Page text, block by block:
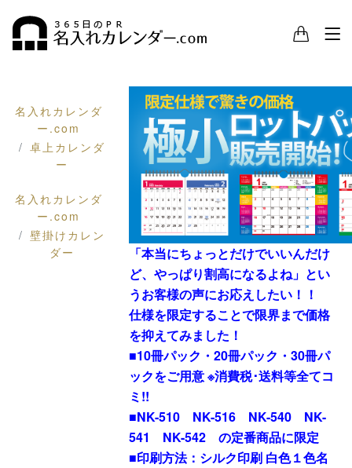
名入れカレンダ
ー.com
卓上カレンダ
ー
名入れカレンダ
ー.com
壁掛けカレン
ダー
「本当にちょっとだけでいいんだけ
ど、やっぱり割高になるよね」とい
うお客様の声にお応えしたい！！
仕様を限定することで限界まで価格
を抑えてみました！
■10冊パック・20冊パック・30冊パ
ックをご用意 ※消費税･送料等全てコ
ミ!!
■NK-510 NK-516 NK-540 NK-
541 NK-542 の定番商品に限定
■印刷方法：シルク印刷 白色１色名